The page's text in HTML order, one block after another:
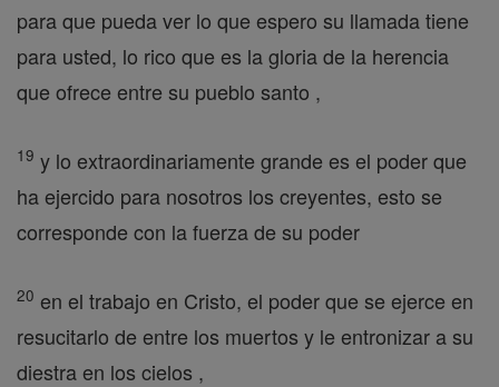
para que pueda ver lo que espero su llamada tiene
para usted, lo rico que es la gloria de la herencia
que ofrece entre su pueblo santo ,
19 y lo extraordinariamente grande es el poder que
ha ejercido para nosotros los creyentes, esto se
corresponde con la fuerza de su poder
20 en el trabajo en Cristo, el poder que se ejerce en
resucitarlo de entre los muertos y le entronizar a su
diestra en los cielos ,